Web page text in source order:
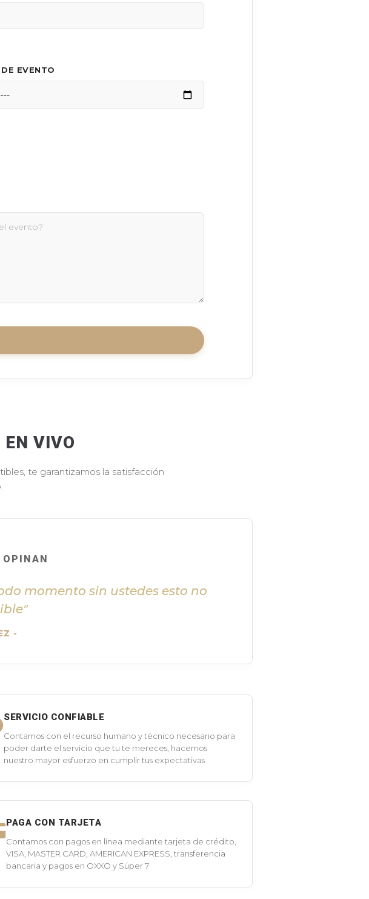
EVENTO
VIVO
te garantizamos la satisfacción
OPINAN
momento sin ustedes esto no
-
SERVICIO CONFIABLE
Contamos con el recurso humano y técnico necesario para
poder darte el servicio que tu te mereces, hacemos
nuestro mayor esfuerzo en cumplir tus expectativas
PAGA CON TARJETA
Contamos con pagos en línea mediante tarjeta de crédito,
VISA, MASTER CARD, AMERICAN EXPRESS, transferencia
bancaria y pagos en OXXO y Súper 7